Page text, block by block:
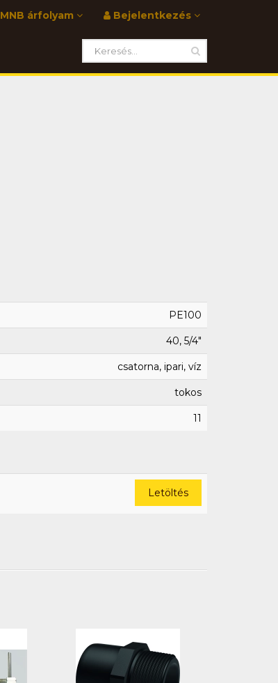
Bejelentkezés
MNB árfolyam
PE100
40, 5/4"
csatorna, ipari, víz
tokos
11
Letöltés